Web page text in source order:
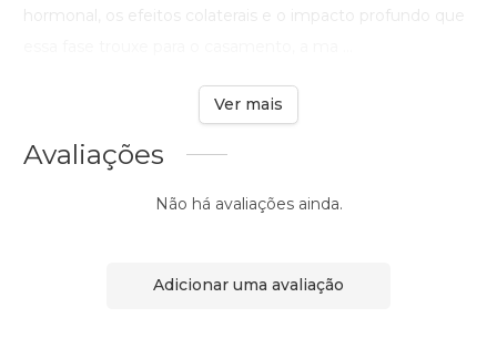
hormonal, os efeitos colaterais e o impacto profundo que
Ver mais
Avaliações
Não há avaliações ainda.
Adicionar uma avaliação